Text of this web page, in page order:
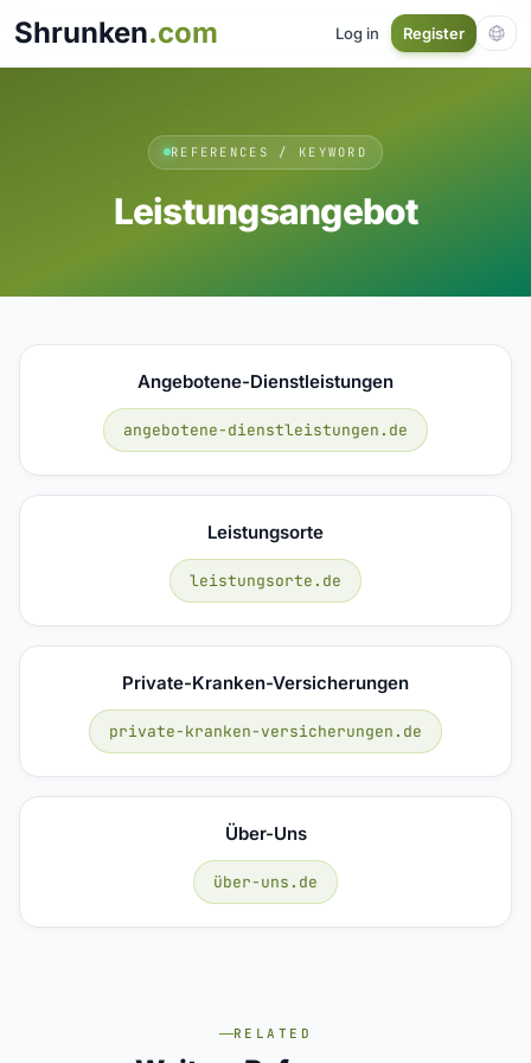
Shrunken.com Log in Register
REFERENCES / KEYWORD
Leistungsangebot
Angebotene-Dienstleistungen
angebotene-dienstleistungen.de
Leistungsorte
leistungsorte.de
Private-Kranken-Versicherungen
private-kranken-versicherungen.de
Über-Uns
über-uns.de
RELATED